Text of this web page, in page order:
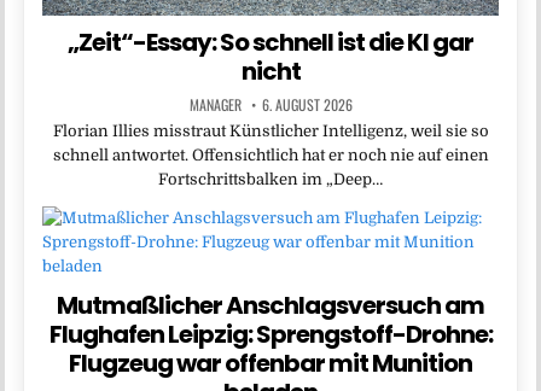
„Zeit“-Essay: So schnell ist die KI gar
nicht
MANAGER 6. AUGUST 2026
Florian Illies misstraut Künstlicher Intelligenz, weil sie so
schnell antwortet. Offensichtlich hat er noch nie auf einen
Fortschrittsbalken im „Deep…
Mutmaßlicher Anschlagsversuch am
Flughafen Leipzig: Sprengstoff-Drohne:
Flugzeug war offenbar mit Munition